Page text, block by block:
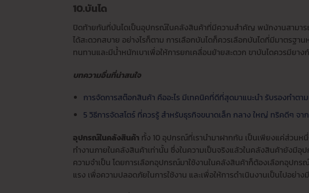
10.บันได
ปิดท้ายกันที่บันไดเป็นอุปกรณ์ในคลังสินค้าที่มีความสำคัญ พนักงานสามาร
ได้สะดวกสบาย อย่างไรก็ตาม การเลือกบันไดก็ควรเลือกบันไดที่มีมาตรฐ
ทนทานและมีน้ำหนักเบาเพื่อให้การยกเคลื่อนย้ายสะดวก ขาบันไดควรมียา
บทความอื่นที่น่าสนใจ
การจัดการสต๊อกสินค้า คืออะไร มีเทคนิคที่ดีที่สุดมาแนะนำ รับรองทำตา
5 วิธีการจัดสโตร์ ที่ควรรู้ สำหรับธุรกิจขนาดเล็ก กลาง ใหญ่ ทริคดีๆ จาก
อุปกรณ์ในคลังสินค้า ทั้ง 10 อุปกรณ์ที่เรานำมาฝากกัน เป็นเพียงแค่ส่วนห
ทำงานภายในคลังสินค้าเท่านั้น ซึ่งในความเป็นจริงแล้วในคลังสินค้ายังมี
ความจำเป็น โดยการเลือกอุปกรณ์มาใช้งานในคลังสินค้าก็ต้องเลือกอุป
แรง เพื่อความปลอดภัยในการใช้งาน และเพื่อให้การดำเนินงานเป็นไปอย่า